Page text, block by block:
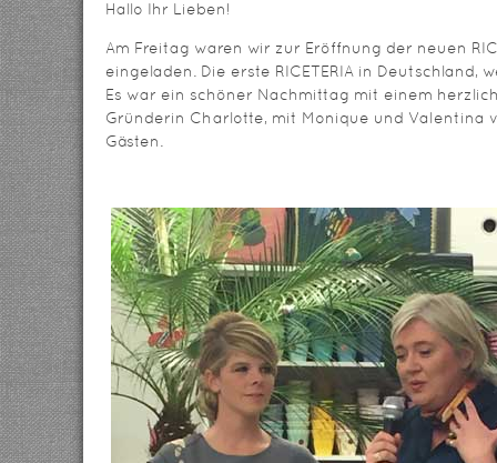
Hallo Ihr Lieben!
Am Freitag waren wir zur Eröffnung der neuen
eingeladen. Die erste RICETERIA in Deutschland,
Es war ein schöner Nachmittag mit einem
Gründerin Charlotte, mit Monique und Valentina
Gästen.